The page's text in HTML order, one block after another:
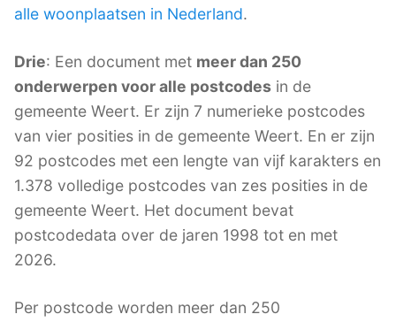
alle woonplaatsen in Nederland.
Drie: Een document met meer dan 250
onderwerpen voor alle postcodes in de
gemeente Weert. Er zijn 7 numerieke postcodes
van vier posities in de gemeente Weert. En er zijn
92 postcodes met een lengte van vijf karakters en
1.378 volledige postcodes van zes posities in de
gemeente Weert. Het document bevat
postcodedata over de jaren 1998 tot en met
2026.
Per postcode worden meer dan 250